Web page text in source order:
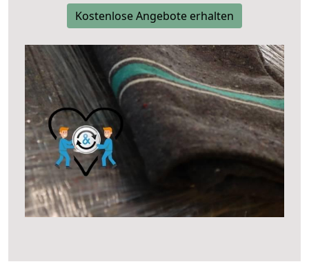
Kostenlose Angebote erhalten